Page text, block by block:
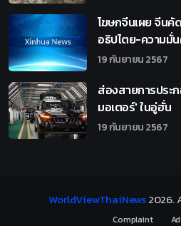
โฆษกจีนเผย จีนคั
อธิปไตย-ความมั่
19 กันยายน 2567
ส่องสายการประ
มอเตอร์' ในอู่ฮั่น
19 กันยายน 2567
WorldViewThaiNews2026.
Complaint